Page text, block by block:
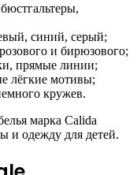
синий, серый;
и бирюзового;
прямые линии;
лёгкие мотивы;
кружев.
марка Calida
и одежду для детей.